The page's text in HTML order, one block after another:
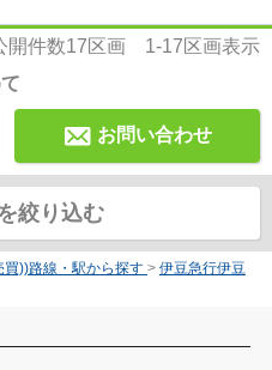
開件数17区画 1-17区画表示
お問い合わせ
絞り込む
買))路線・駅から探す > 伊豆急行伊豆